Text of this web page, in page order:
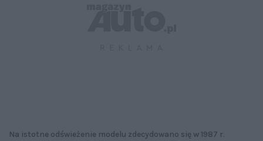
Na istotne odświeżenie modelu zdecydowano się w 1987 r.